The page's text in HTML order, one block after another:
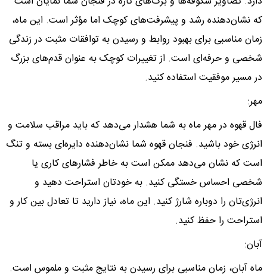
که نشان‌دهنده رشد و پیشرفت‌های کوچک اما مؤثر است. این ماه،
زمان مناسبی برای بهبود روابط و رسیدن به توافقات مثبت در زندگی
شخصی و حرفه‌ای است. از تغییرات کوچک به عنوان قدم‌های بزرگ
در مسیر موفقیت استفاده کنید.
مهر:
فال قهوه در مهر ماه به شما هشدار می‌دهد که باید مراقب سلامت و
انرژی خود باشید. فنجان قهوه شما نشان‌دهنده دایره‌ای بسته و تنگ
است که نشان می‌دهد ممکن است به خاطر فشارهای کاری یا
شخصی احساس خستگی کنید. به خودتان استراحت دهید و
انرژی‌تان را دوباره شارژ کنید. این ماه، نیاز دارید تا تعادل بین کار و
استراحت را حفظ کنید.
آبان:
ماه آبان، زمان مناسبی برای رسیدن به نتایج مثبت و ملموس است.